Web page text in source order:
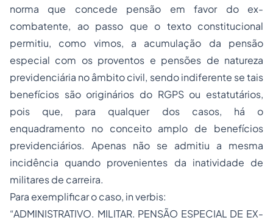
norma que concede pensão em favor do ex-
combatente, ao passo que o texto constitucional
permitiu, como vimos, a acumulação da pensão
especial com os proventos e pensões de natureza
previdenciária no âmbito civil, sendo indiferente se tais
benefícios são originários do RGPS ou estatutários,
pois que, para qualquer dos casos, há o
enquadramento no conceito amplo de benefícios
previdenciários. Apenas não se admitiu a mesma
incidência quando provenientes da inatividade de
militares de carreira.
Para exemplificar o caso, in verbis:
“ADMINISTRATIVO. MILITAR. PENSÃO ESPECIAL DE EX-